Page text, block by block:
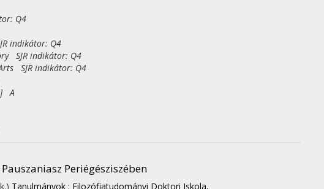
Q4
indikátor: Q4
SJR indikátor: Q4
SJR indikátor: Q4
] A
Periégésziszében
Tanulmányok : Filozófiatudományi Doktori Iskola,